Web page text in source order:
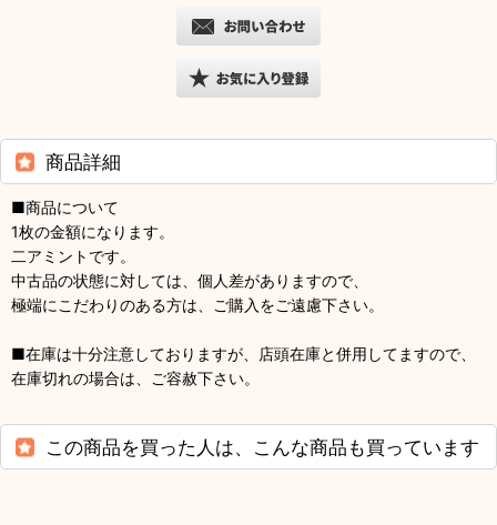
商品詳細
■商品について
1枚の金額になります。
二アミントです。
中古品の状態に対しては、個人差がありますので、
極端にこだわりのある方は、ご購入をご遠慮下さい。
■在庫は十分注意しておりますが、店頭在庫と併用してますので、
在庫切れの場合は、ご容赦下さい。
この商品を買った人は、こんな商品も買っています